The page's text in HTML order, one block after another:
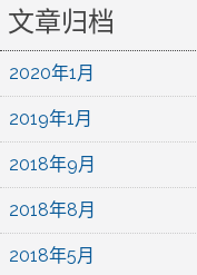
文章归档
2020年1月
2019年1月
2018年9月
2018年8月
2018年5月